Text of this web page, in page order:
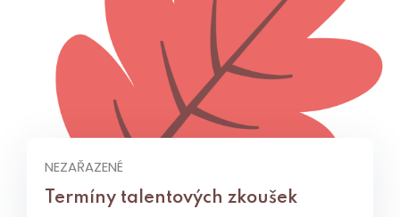
NEZAŘAZENÉ
Termíny talentových zkoušek